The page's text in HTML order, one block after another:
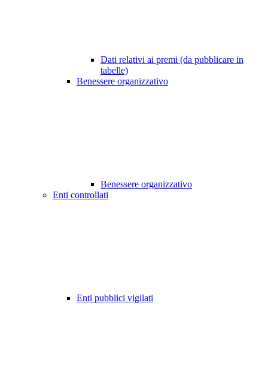
Dati relativi ai premi (da pubblicare in
tabelle)
Benessere organizzativo
Benessere organizzativo
Enti controllati
Enti pubblici vigilati